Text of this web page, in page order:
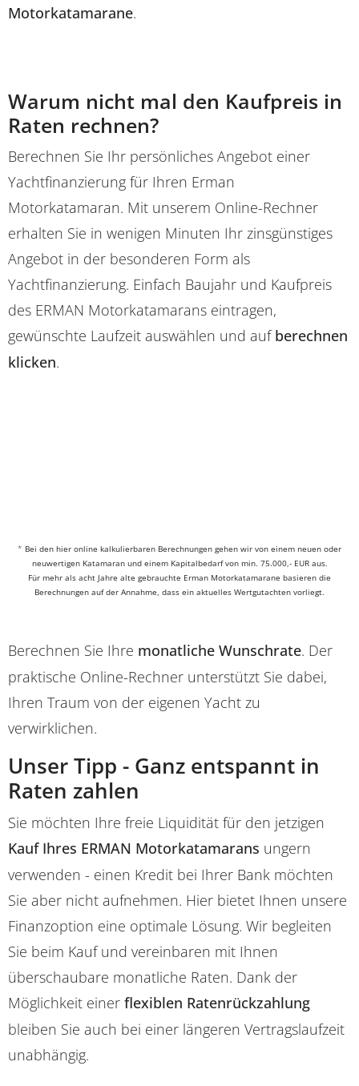
Motorkatamarane.
Warum nicht mal den Kaufpreis in
Raten rechnen?
Berechnen Sie Ihr persönliches Angebot einer
Yachtfinanzierung für Ihren Erman
Motorkatamaran. Mit unserem Online-Rechner
erhalten Sie in wenigen Minuten Ihr zinsgünstiges
Angebot in der besonderen Form als
Yachtfinanzierung. Einfach Baujahr und Kaufpreis
des ERMAN Motorkatamarans eintragen,
gewünschte Laufzeit auswählen und aufberechnen
klicken.
* Bei den hier online kalkulierbaren Berechnungen gehen wir von einem neuen oder
neuwertigen Katamaran und einem Kapitalbedarf von min. 75.000,- EUR aus.
Für mehr als acht Jahre alte gebrauchte Erman Motorkatamarane basieren die
Berechnungen auf der Annahme, dass ein aktuelles Wertgutachten vorliegt.
Berechnen Sie Ihre monatliche Wunschrate. Der
praktische Online-Rechner unterstützt Sie dabei,
Ihren Traum von der eigenen Yacht zu
verwirklichen.
Unser Tipp - Ganz entspannt in
Raten zahlen
Sie möchten Ihre freie Liquidität für den jetzigen
Kauf Ihres ERMAN Motorkatamarans ungern
verwenden - einen Kredit bei Ihrer Bank möchten
Sie aber nicht aufnehmen. Hier bietet Ihnen unsere
Finanzoption eine optimale Lösung. Wir begleiten
Sie beim Kauf und vereinbaren mit Ihnen
überschaubare monatliche Raten. Dank der
Möglichkeit einer flexiblen Ratenrückzahlung
bleiben Sie auch bei einer längeren Vertragslaufzeit
unabhängig.